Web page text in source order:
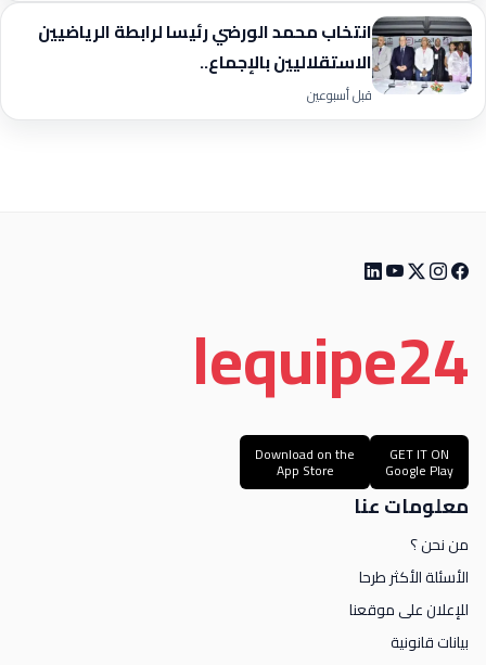
انتخاب محمد الورضي رئيسا لرابطة الرياضيين
الاستقلاليين بالإجماع..
قبل أسبوعين
lequipe24
GET IT ON
Google Play
Download on the
App Store
معلومات عنا
من نحن ؟
الأسئلة الأكثر طرحا
للإعلان على موقعنا
بيانات قانونية